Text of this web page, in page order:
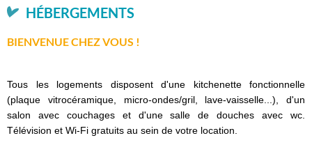
HÉBERGEMENTS
BIENVENUE CHEZ VOUS !
Tous les logements disposent d'une kitchenette fonctionnelle
(plaque vitrocéramique, micro-ondes/gril, lave-vaisselle...), d'un
salon avec couchages et d'une salle de douches avec wc.
Télévision et Wi-Fi gratuits au sein de votre location.